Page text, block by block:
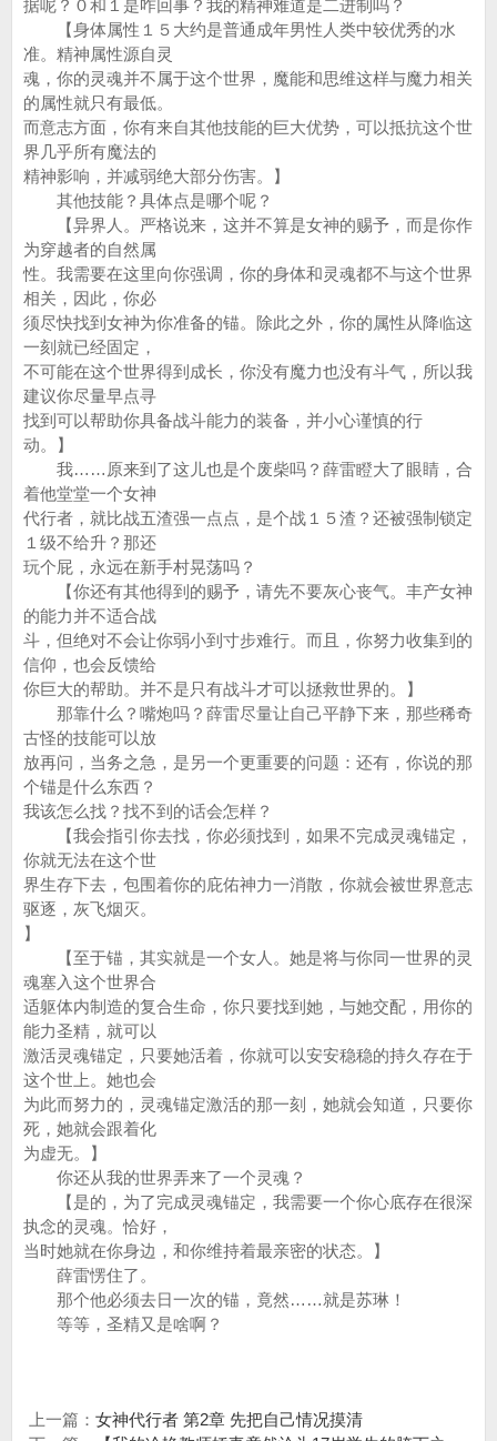
据呢？０和１是咋回事？我的精神难道是二进制吗？
【身体属性１５大约是普通成年男性人类中较优秀的水
准。精神属性源自灵
魂，你的灵魂并不属于这个世界，魔能和思维这样与魔力相关
的属性就只有最低。
而意志方面，你有来自其他技能的巨大优势，可以抵抗这个世
界几乎所有魔法的
精神影响，并减弱绝大部分伤害。】
其他技能？具体点是哪个呢？
【异界人。严格说来，这并不算是女神的赐予，而是你作
为穿越者的自然属
性。我需要在这里向你强调，你的身体和灵魂都不与这个世界
相关，因此，你必
须尽快找到女神为你准备的锚。除此之外，你的属性从降临这
一刻就已经固定，
不可能在这个世界得到成长，你没有魔力也没有斗气，所以我
建议你尽量早点寻
找到可以帮助你具备战斗能力的装备，并小心谨慎的行
动。】
我……原来到了这儿也是个废柴吗？薛雷瞪大了眼睛，合
着他堂堂一个女神
代行者，就比战五渣强一点点，是个战１５渣？还被强制锁定
１级不给升？那还
玩个屁，永远在新手村晃荡吗？
【你还有其他得到的赐予，请先不要灰心丧气。丰产女神
的能力并不适合战
斗，但绝对不会让你弱小到寸步难行。而且，你努力收集到的
信仰，也会反馈给
你巨大的帮助。并不是只有战斗才可以拯救世界的。】
那靠什么？嘴炮吗？薛雷尽量让自己平静下来，那些稀奇
古怪的技能可以放
放再问，当务之急，是另一个更重要的问题：还有，你说的那
个锚是什么东西？
我该怎么找？找不到的话会怎样？
【我会指引你去找，你必须找到，如果不完成灵魂锚定，
你就无法在这个世
界生存下去，包围着你的庇佑神力一消散，你就会被世界意志
驱逐，灰飞烟灭。
】
【至于锚，其实就是一个女人。她是将与你同一世界的灵
魂塞入这个世界合
适躯体内制造的复合生命，你只要找到她，与她交配，用你的
能力圣精，就可以
激活灵魂锚定，只要她活着，你就可以安安稳稳的持久存在于
这个世上。她也会
为此而努力的，灵魂锚定激活的那一刻，她就会知道，只要你
死，她就会跟着化
为虚无。】
你还从我的世界弄来了一个灵魂？
【是的，为了完成灵魂锚定，我需要一个你心底存在很深
执念的灵魂。恰好，
当时她就在你身边，和你维持着最亲密的状态。】
薛雷愣住了。
那个他必须去日一次的锚，竟然……就是苏琳！
等等，圣精又是啥啊？
上一篇： 女神代行者 第2章 先把自己情况摸清